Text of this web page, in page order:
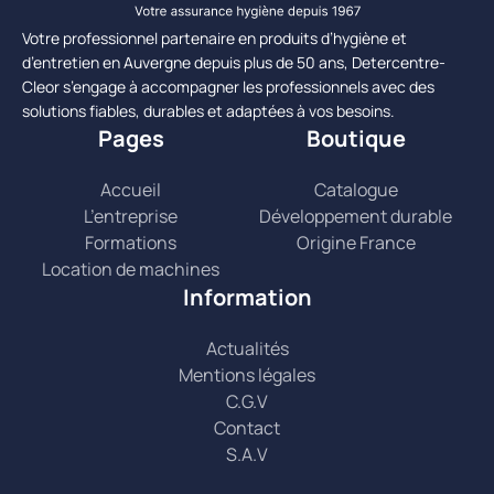
Votre professionnel partenaire en produits d’hygiène et
d’entretien en Auvergne depuis plus de 50 ans, Detercentre-
Cleor s’engage à accompagner les professionnels avec des
solutions fiables, durables et adaptées à vos besoins.
Pages
Accueil
L’entreprise
Formations
Location de machines
Boutique
Catalogue
Développement durable
Origine France
Information
Actualités
Mentions légales
C.G.V
Contact
S.A.V